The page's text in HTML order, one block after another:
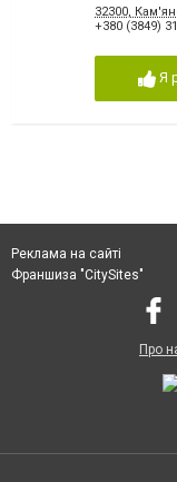
32300,
+380 (3849)
Я
Реклама на сайті
Франшиза "CitySites"
Про